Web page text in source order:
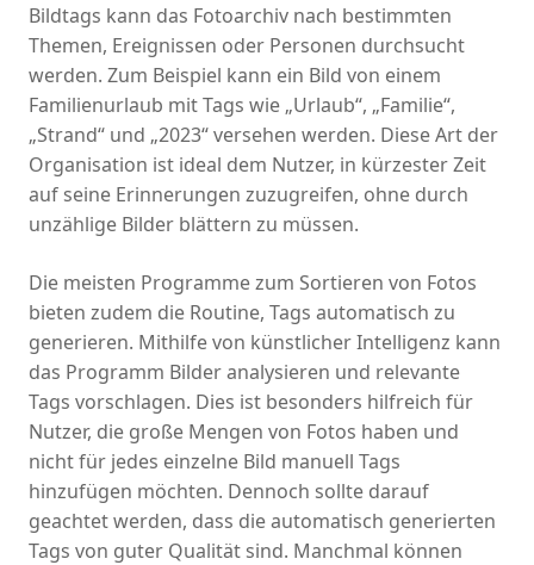
Bildtags kann das Fotoarchiv nach bestimmten
Themen, Ereignissen oder Personen durchsucht
werden. Zum Beispiel kann ein Bild von einem
Familienurlaub mit Tags wie „Urlaub“, „Familie“,
„Strand“ und „2023“ versehen werden. Diese Art der
Organisation ist ideal dem Nutzer, in kürzester Zeit
auf seine Erinnerungen zuzugreifen, ohne durch
unzählige Bilder blättern zu müssen.
Die meisten Programme zum Sortieren von Fotos
bieten zudem die Routine, Tags automatisch zu
generieren. Mithilfe von künstlicher Intelligenz kann
das Programm Bilder analysieren und relevante
Tags vorschlagen. Dies ist besonders hilfreich für
Nutzer, die große Mengen von Fotos haben und
nicht für jedes einzelne Bild manuell Tags
hinzufügen möchten. Dennoch sollte darauf
geachtet werden, dass die automatisch generierten
Tags von guter Qualität sind. Manchmal können